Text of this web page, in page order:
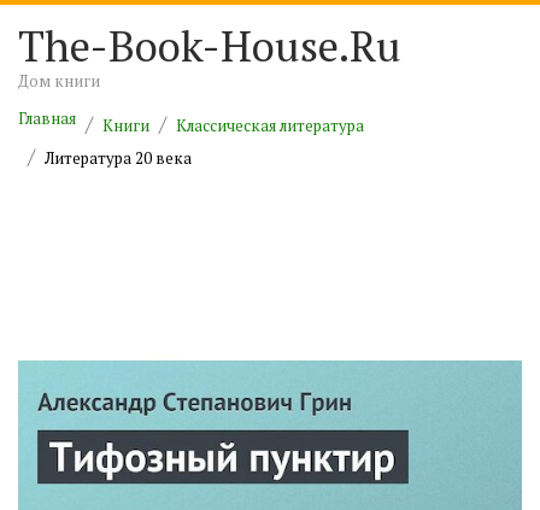
The-Book-House.Ru
Дом книги
Главная
Книги
Классическая литература
Литература 20 века